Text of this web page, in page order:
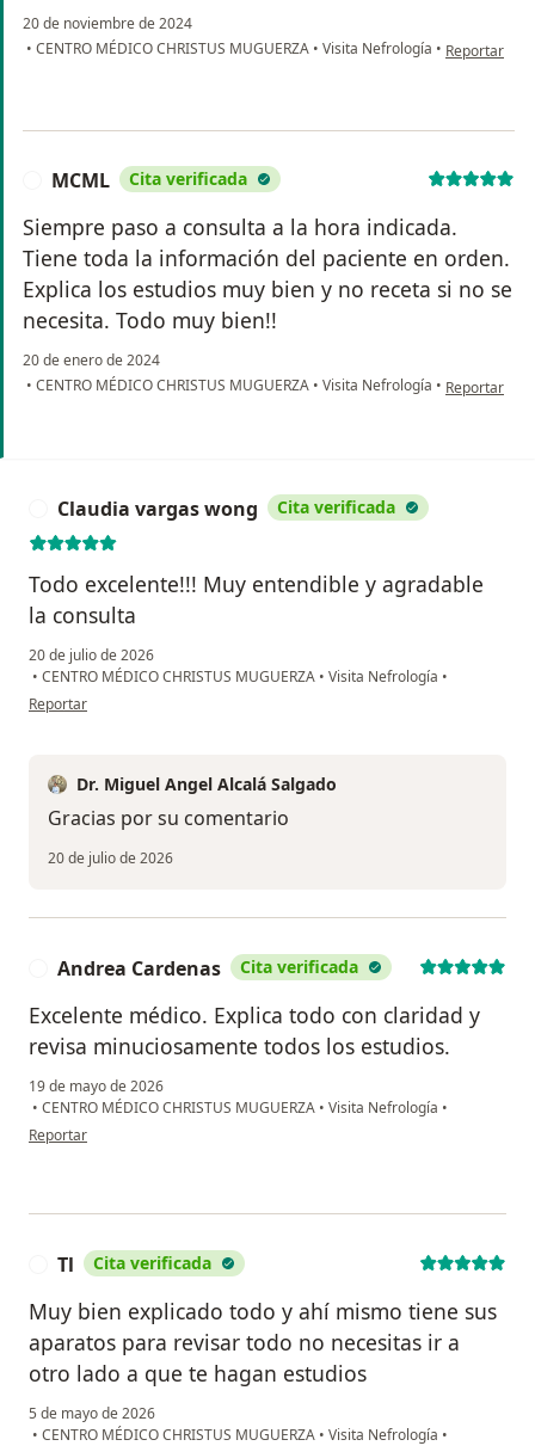
20 de noviembre de 2024
• CENTRO MÉDICO CHRISTUS MUGUERZA • Visita Nefrología • en opinión
Reportar
MCML Cita verificada
Siempre paso a consulta a la hora indicada.
Tiene toda la información del paciente en orden.
Explica los estudios muy bien y no receta si no se
necesita. Todo muy bien!!
20 de enero de 2024
• CENTRO MÉDICO CHRISTUS MUGUERZA • Visita Nefrología • en opinión
Reportar
Claudia vargas wong Cita verificada
Todo excelente!!! Muy entendible y agradable
la consulta
20 de julio de 2026
• CENTRO MÉDICO CHRISTUS MUGUERZA • Visita Nefrología •
en opinión del usuario Claudia vargas wong
Reportar
Dr. Miguel Angel Alcalá Salgado
Gracias por su comentario
20 de julio de 2026
Andrea Cardenas Cita verificada
Excelente médico. Explica todo con claridad y
revisa minuciosamente todos los estudios.
19 de mayo de 2026
• CENTRO MÉDICO CHRISTUS MUGUERZA • Visita Nefrología •
en opinión del usuario Andrea Cardenas
Reportar
Tl Cita verificada
Muy bien explicado todo y ahí mismo tiene sus
aparatos para revisar todo no necesitas ir a
otro lado a que te hagan estudios
5 de mayo de 2026
• CENTRO MÉDICO CHRISTUS MUGUERZA • Visita Nefrología •